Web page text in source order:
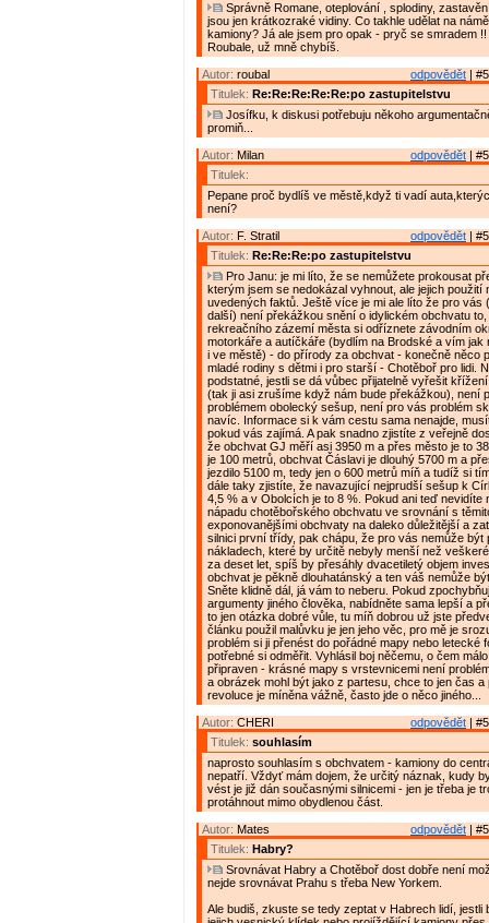
Správně Romane, oteplování , splodiny,
jsou jen krátkozraké vidiny. Co takhle udělat na
kamiony? Já ale jsem pro opak - pryč se smradem
Roubale, už mně chybíš.
odpovědět |
Autor: roubal
Titulek: Re:Re:Re:Re:Re:po zastupitelstvu
Josífku, k diskusi potřebuju někoho
promiň...
odpovědět |
Autor: Milan
Titulek:
Pepane proč bydlíš ve městě,když ti vadí
není?
odpovědět |
Autor: F. Stratil
Titulek: Re:Re:Re:po zastupitelstvu
Pro Janu: je mi líto, že se nemůžete prokousat
kterým jsem se nedokázal vyhnout, ale jejich použití
uvedených faktů. Ještě více je mi ale líto že pro vás
další) není překážkou snění o idylickém obchvatu
rekreačního zázemí města si odříznete závodním
motorkáře a autíčkáře (bydlím na Brodské a vím jak
i ve městě) - do přírody za obchvat - konečně něco
mladé rodiny s dětmi i pro starší - Chotěboř pro lidi.
podstatné, jestli se dá vůbec přijatelně vyřešit
(tak ji asi zrušíme když nám bude překážkou), není
problémem obolecký sešup, není pro vás problém
navíc. Informace si k vám cestu sama nenajde,
pokud vás zajímá. A pak snadno zjistíte z veřejně
že obchvat GJ měří asi 3950 m a přes město je to
je 100 metrů, obchvat Čáslavi je dlouhý 5700 m a
jezdilo 5100 m, tedy jen o 600 metrů míň a tudíž si
dále taky zjistíte, že navazující nejprudší sešup k
4,5 % a v Obolcích je to 8 %. Pokud ani teď nevidíte
nápadu chotěbořského obchvatu ve srovnání s
exponovanějšími obchvaty na daleko důležitější a
silnici první třídy, pak chápu, že pro vás nemůže být
nákladech, které by určitě nebyly menší než
za deset let, spíš by přesáhly dvacetiletý objem
obchvat je pěkně dlouhatánský a ten váš nemůže
Sněte klidně dál, já vám to neberu. Pokud
argumenty jiného člověka, nabídněte sama lepší a
to jen otázka dobré vůle, tu míň dobrou už jste
článku použil malůvku je jen jeho věc, pro mě je
problém si ji přenést do pořádné mapy nebo letecké
potřebné si odměřit. Vyhlásil boj něčemu, o čem
připraven - krásné mapy s vrstevnicemi není
a obrázek mohl být jako z partesu, chce to jen čas a
revoluce je míněna vážně, často jde o něco jiného...
odpovědět |
Autor: CHERI
Titulek: souhlasím
naprosto souhlasím s obchvatem - kamiony do
nepatří. Vždyť mám dojem, že určitý náznak, kudy
vést je již dán současnými silnicemi - jen je třeba je
protáhnout mimo obydlenou část.
odpovědět |
Autor: Mates
Titulek: Habry?
Srovnávat Habry a Chotěboř dost dobře není
nejde srovnávat Prahu s třeba New Yorkem.
Ale budiš, zkuste se tedy zeptat v Habrech lidí, jestli